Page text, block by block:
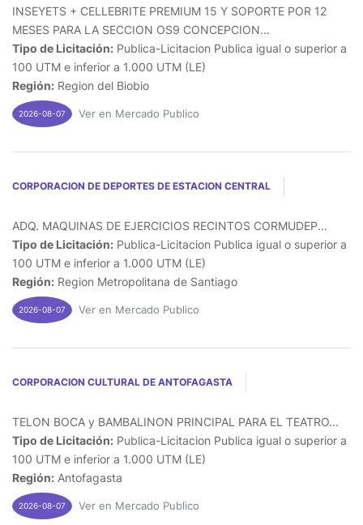
INSEYETS + CELLEBRITE PREMIUM 15 Y SOPORTE POR 12
MESES PARA LA SECCION OS9 CONCEPCION...
Tipo de Licitación: Publica-Licitacion Publica igual o superior a
100 UTM e inferior a 1.000 UTM (LE)
Región: Region del Biobio
2026-08-07 Ver en Mercado Publico
CORPORACION DE DEPORTES DE ESTACION CENTRAL
ADQ. MAQUINAS DE EJERCICIOS RECINTOS CORMUDEP...
Tipo de Licitación: Publica-Licitacion Publica igual o superior a
100 UTM e inferior a 1.000 UTM (LE)
Región: Region Metropolitana de Santiago
2026-08-07 Ver en Mercado Publico
CORPORACION CULTURAL DE ANTOFAGASTA
TELON BOCA y BAMBALINON PRINCIPAL PARA EL TEATRO...
Tipo de Licitación: Publica-Licitacion Publica igual o superior a
100 UTM e inferior a 1.000 UTM (LE)
Región: Antofagasta
2026-08-07 Ver en Mercado Publico